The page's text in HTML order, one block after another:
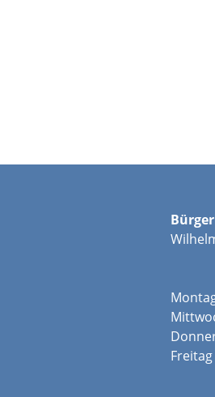
Freitag